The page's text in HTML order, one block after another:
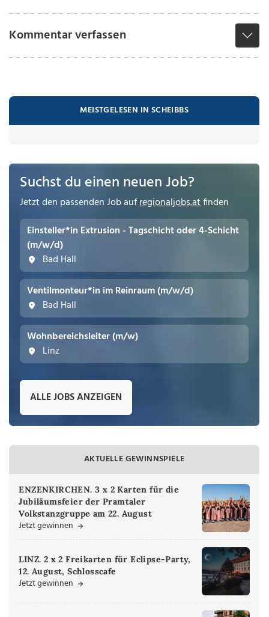
Kommentar verfassen
MEISTGELESEN IN SCHEIBBS
Suchst du einen neuen Job?
Jetzt den passenden Job aufregionaljobs.atfinden
Einsteller*in Extrusion - Tagschicht oder 4-Schicht
(m/w/d)
Bad Hall
Ventilmonteur*in im Reinraum (m/w/d)
Bad Hall
Wohnbereichsleiter (m/w)
Linz
ALLE JOBS ANZEIGEN
AKTUELLE GEWINNSPIELE
ENZENKIRCHEN. 3 x 2 Karten für die
Jubiläumsfeier der Pramtaler
Volkstanzgruppe am 22. August
Jetzt gewinnen
LINZ. 2 x 2 Freikarten für Eclipse-Party,
12. August, Schlosscafe
Jetzt gewinnen